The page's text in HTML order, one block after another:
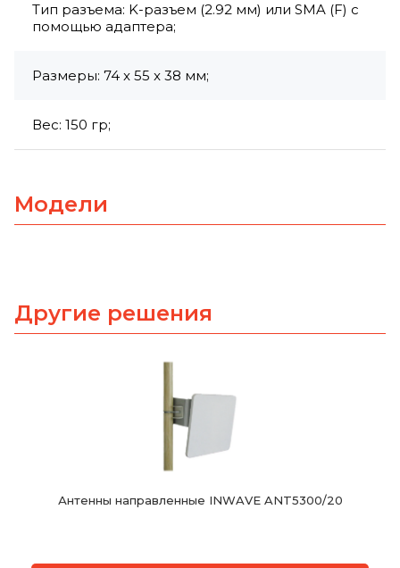
Тип разъема: K-разъем (2.92 мм) или SMA (F) с
помощью адаптера;
Размеры: 74 x 55 x 38 мм;
Вес: 150 гр;
Модели
Другие решения
Антенны направленные INWAVE ANT5300/20